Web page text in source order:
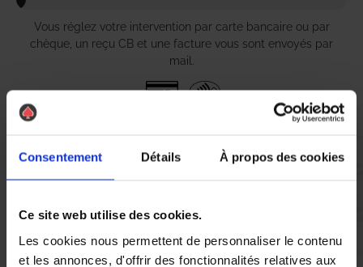
Consentement Détails À propos des cookies
Ce site web utilise des cookies.
Les cookies nous permettent de personnaliser le contenu
et les annonces, d'offrir des fonctionnalités relatives aux
Vous réglez votre intervention par carte bancaire ou par
chèque, un reçu CB et une facture vous sont envoyés par
mail.
Vous évaluez la prestation
Vous recevez une demande d’évaluation de votre expérience
avec l’équipe AS DE PIC.